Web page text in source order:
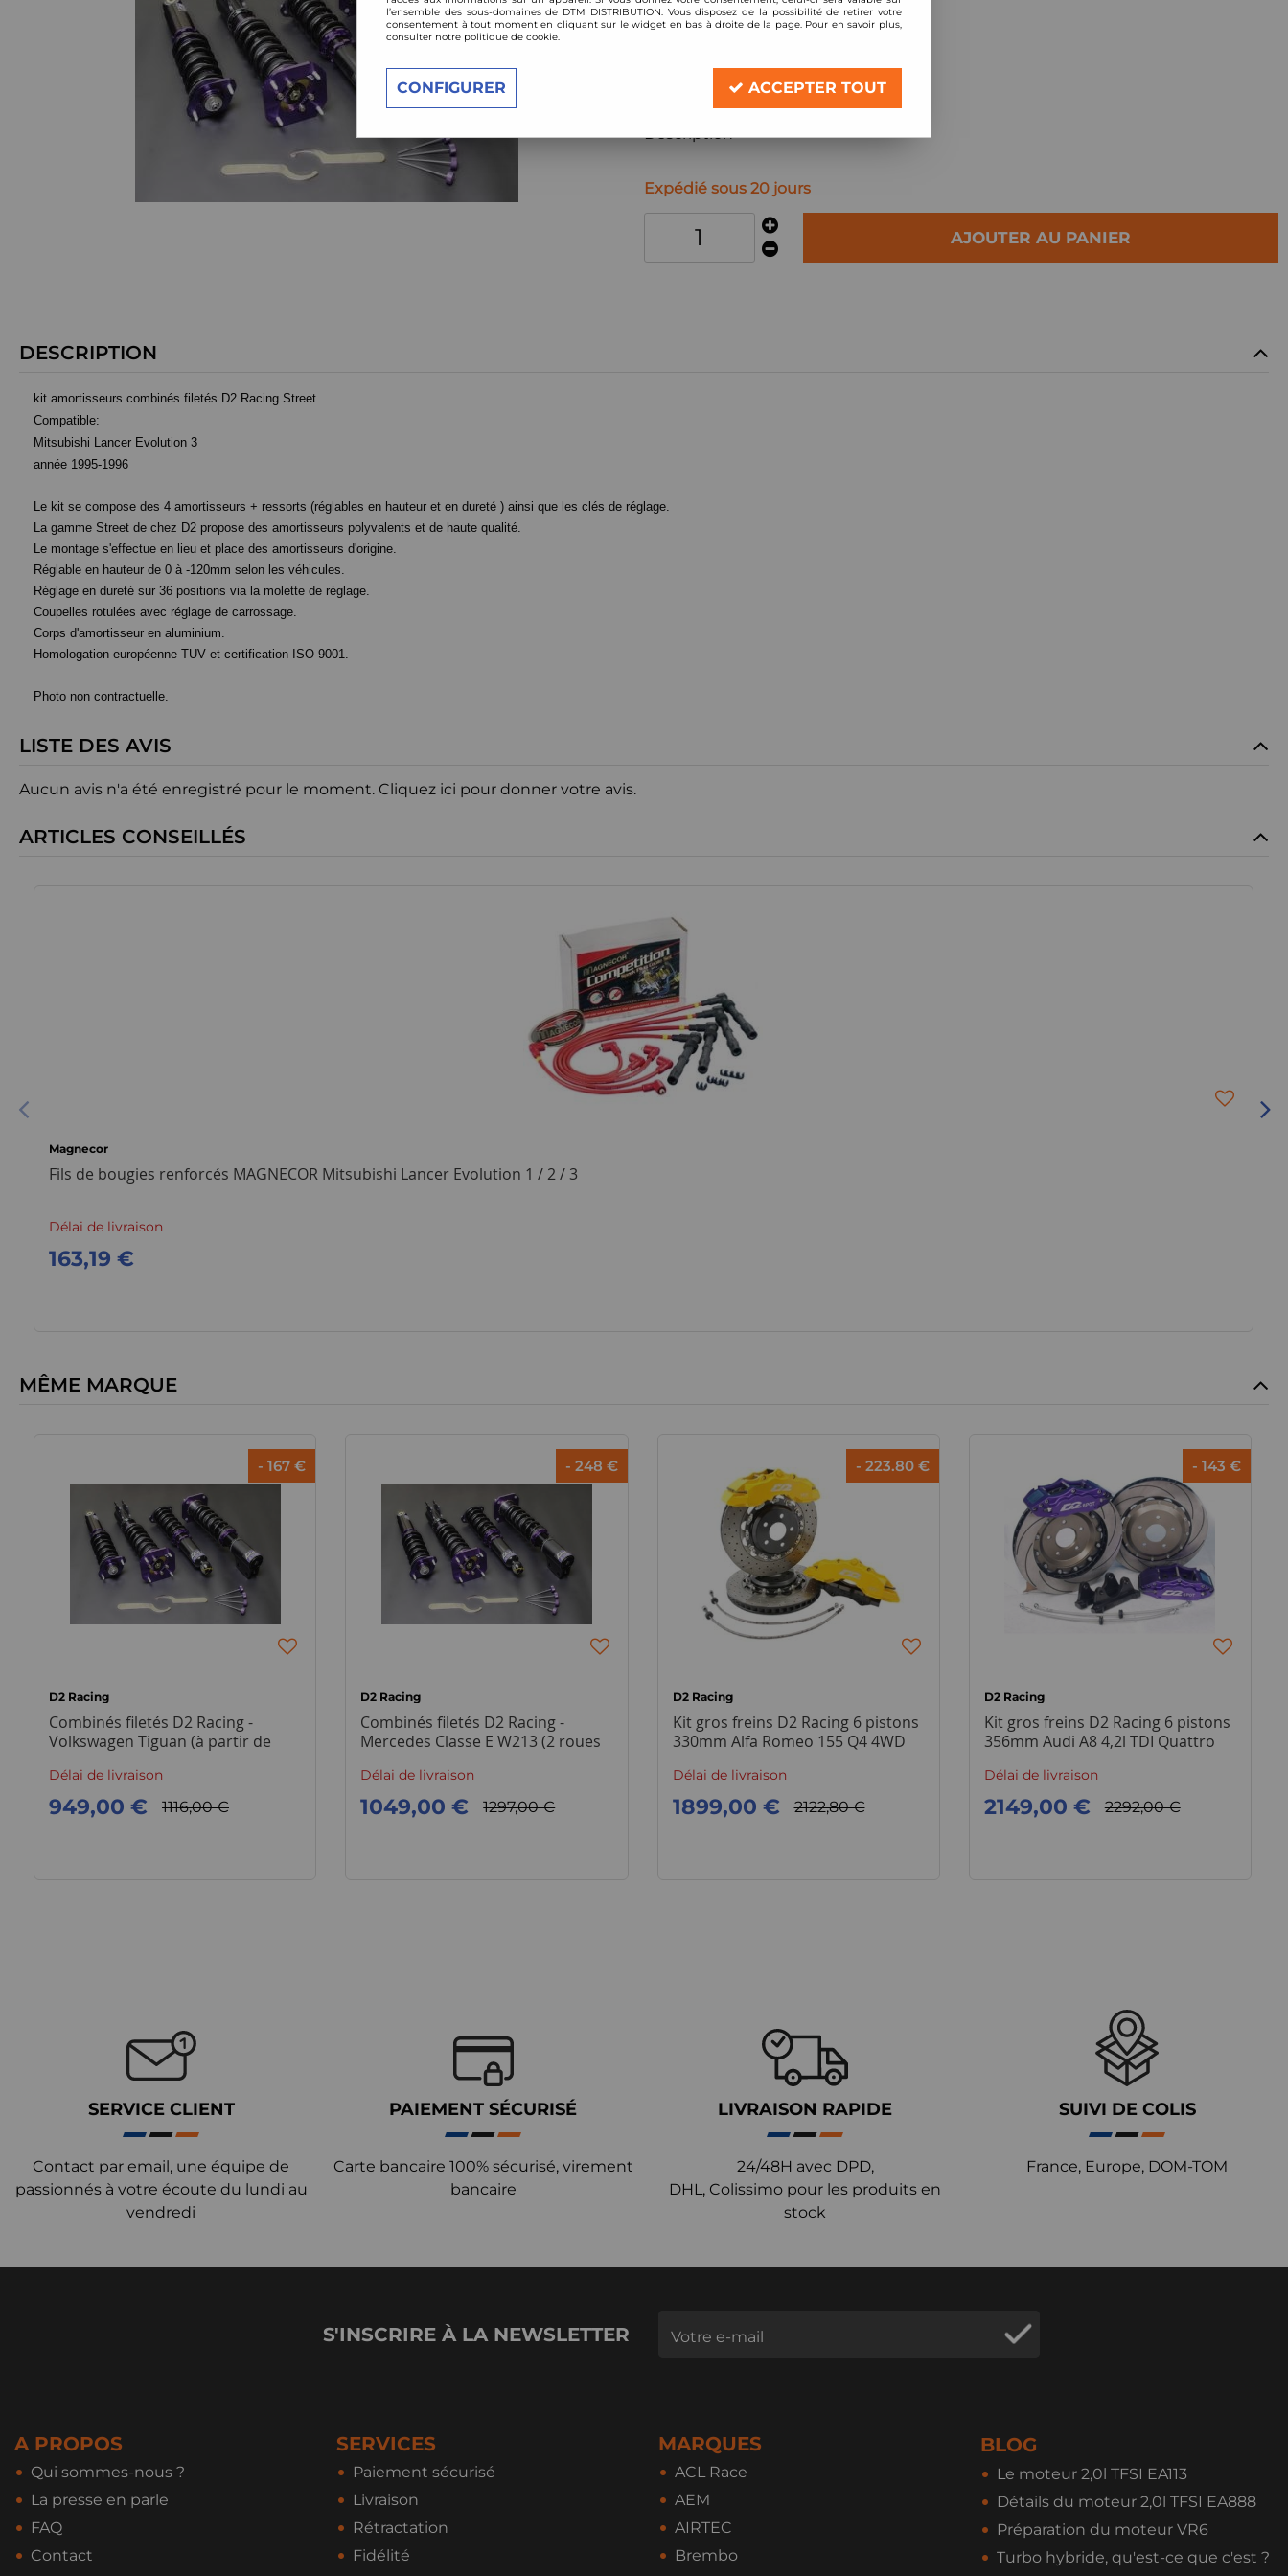
kit amortisseurs combinés filetés D2 Racing Street
année 1995-1996
Description
Expédié sous 20 jours
AJOUTER AU PANIER
DESCRIPTION
kit amortisseurs combinés filetés D2 Racing Street
Compatible:
Mitsubishi Lancer Evolution 3
année 1995-1996
Le kit se compose des 4 amortisseurs + ressorts (réglables en hauteur et en dureté ) ainsi que les clés de réglage.
La gamme Street de chez D2 propose des amortisseurs polyvalents et de haute qualité.
Le montage s'effectue en lieu et place des amortisseurs d'origine.
Réglable en hauteur de 0 à -120mm selon les véhicules.
Réglage en dureté sur 36 positions via la molette de réglage.
Coupelles rotulées avec réglage de carrossage.
Corps d'amortisseur en aluminium.
Homologation européenne TUV et certification ISO-9001.
Photo non contractuelle.
LISTE DES AVIS
Aucun avis n'a été enregistré pour le moment. Cliquez ici pour donner votre avis.
ARTICLES CONSEILLÉS
Magnecor
Fils de bougies renforcés MAGNECOR Mitsubishi Lancer Evolution 1 / 2 / 3
Délai de livraison
163,19 €
MÊME MARQUE
- 167 €
D2 Racing
Combinés filetés D2 Racing -
Volkswagen Tiguan (à partir de
Délai de livraison
1116,00 €
949,00 €
- 248 €
D2 Racing
Combinés filetés D2 Racing -
Mercedes Classe E W213 (2 roues
Délai de livraison
1297,00 €
1049,00 €
- 223.80 €
D2 Racing
Kit gros freins D2 Racing 6 pistons
330mm Alfa Romeo 155 Q4 4WD
Délai de livraison
2122,80 €
1899,00 €
- 143 €
D2 Racing
Kit gros freins D2 Racing 6 pistons
356mm Audi A8 4,2l TDI Quattro
Délai de livraison
2292,00 €
2149,00 €
SERVICE CLIENT
Contact par email, une équipe de
passionnés à votre écoute du lundi au
vendredi
PAIEMENT SÉCURISÉ
Carte bancaire 100% sécurisé, virement
bancaire
LIVRAISON RAPIDE
24/48H avec DPD,
DHL, Colissimo pour les produits en
stock
SUIVI DE COLIS
France, Europe, DOM-TOM
S'INSCRIRE À LA NEWSLETTER
A PROPOS
Qui sommes-nous ?
La presse en parle
FAQ
Contact
SERVICES
Paiement sécurisé
Livraison
Rétractation
Fidélité
MARQUES
ACL Race
AEM
AIRTEC
Brembo
BLOG
Le moteur 2,0l TFSI EA113
Détails du moteur 2,0l TFSI EA888
Préparation du moteur VR6
Turbo hybride, qu'est-ce que c'est ?
l’ensemble des sous-domaines de DTM DISTRIBUTION. Vous disposez de la possibilité de retirer votre
consentement à tout moment en cliquant sur le widget en bas à droite de la page. Pour en savoir plus,
consulter notre politique de cookie.
CONFIGURER ACCEPTER TOUT